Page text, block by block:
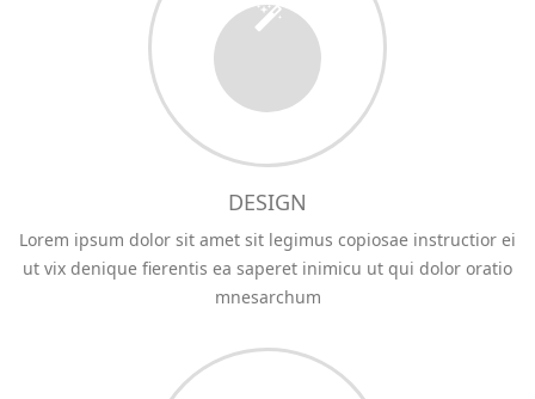
DESIGN
Lorem ipsum dolor sit amet sit legimus copiosae instructior ei
ut vix denique fierentis ea saperet inimicu ut qui dolor oratio
mnesarchum